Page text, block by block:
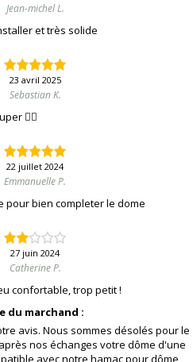
Jean-michel L.
et très solide
23 avril 2025
Sebastian K.
👍🏻
22 juillet 2024
Emmanuelle P.
pour bien completer le dome
27 juin 2024
Catherine P.
confortable, trop petit !
du marchand :
avis. Nous sommes désolés pour le
nos échanges votre dôme d'une
avec notre hamac pour dôme